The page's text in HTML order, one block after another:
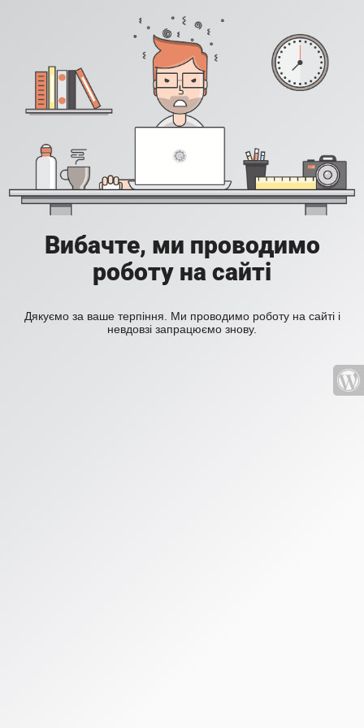
Вибачте, ми проводимо
роботу на сайті
Дякуємо за ваше терпіння. Ми проводимо роботу на сайті і
невдовзі запрацюємо знову.